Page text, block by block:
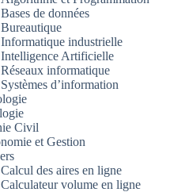
Bases de données
Bureautique
Informatique industrielle
Intelligence Artificielle
Réseaux informatique
Systèmes d’information
Civil
et Gestion
Calcul des aires en ligne
Calculateur volume en ligne